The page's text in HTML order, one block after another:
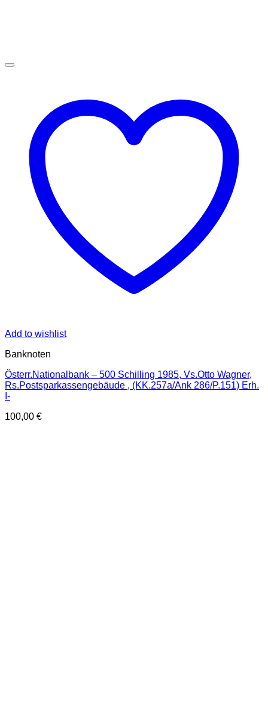
Add to wishlist
Banknoten
Österr.Nationalbank – 500 Schilling 1985, Vs.Otto Wagner,
Rs.Postsparkassengebäude , (KK.257a/Ank 286/P.151) Erh.
I-
100,00 €